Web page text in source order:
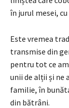
în jurul mesei, cu
Este vremea
transmise din
pentru tot ce
unii de alții și ne
familie, în
din bătrâni.